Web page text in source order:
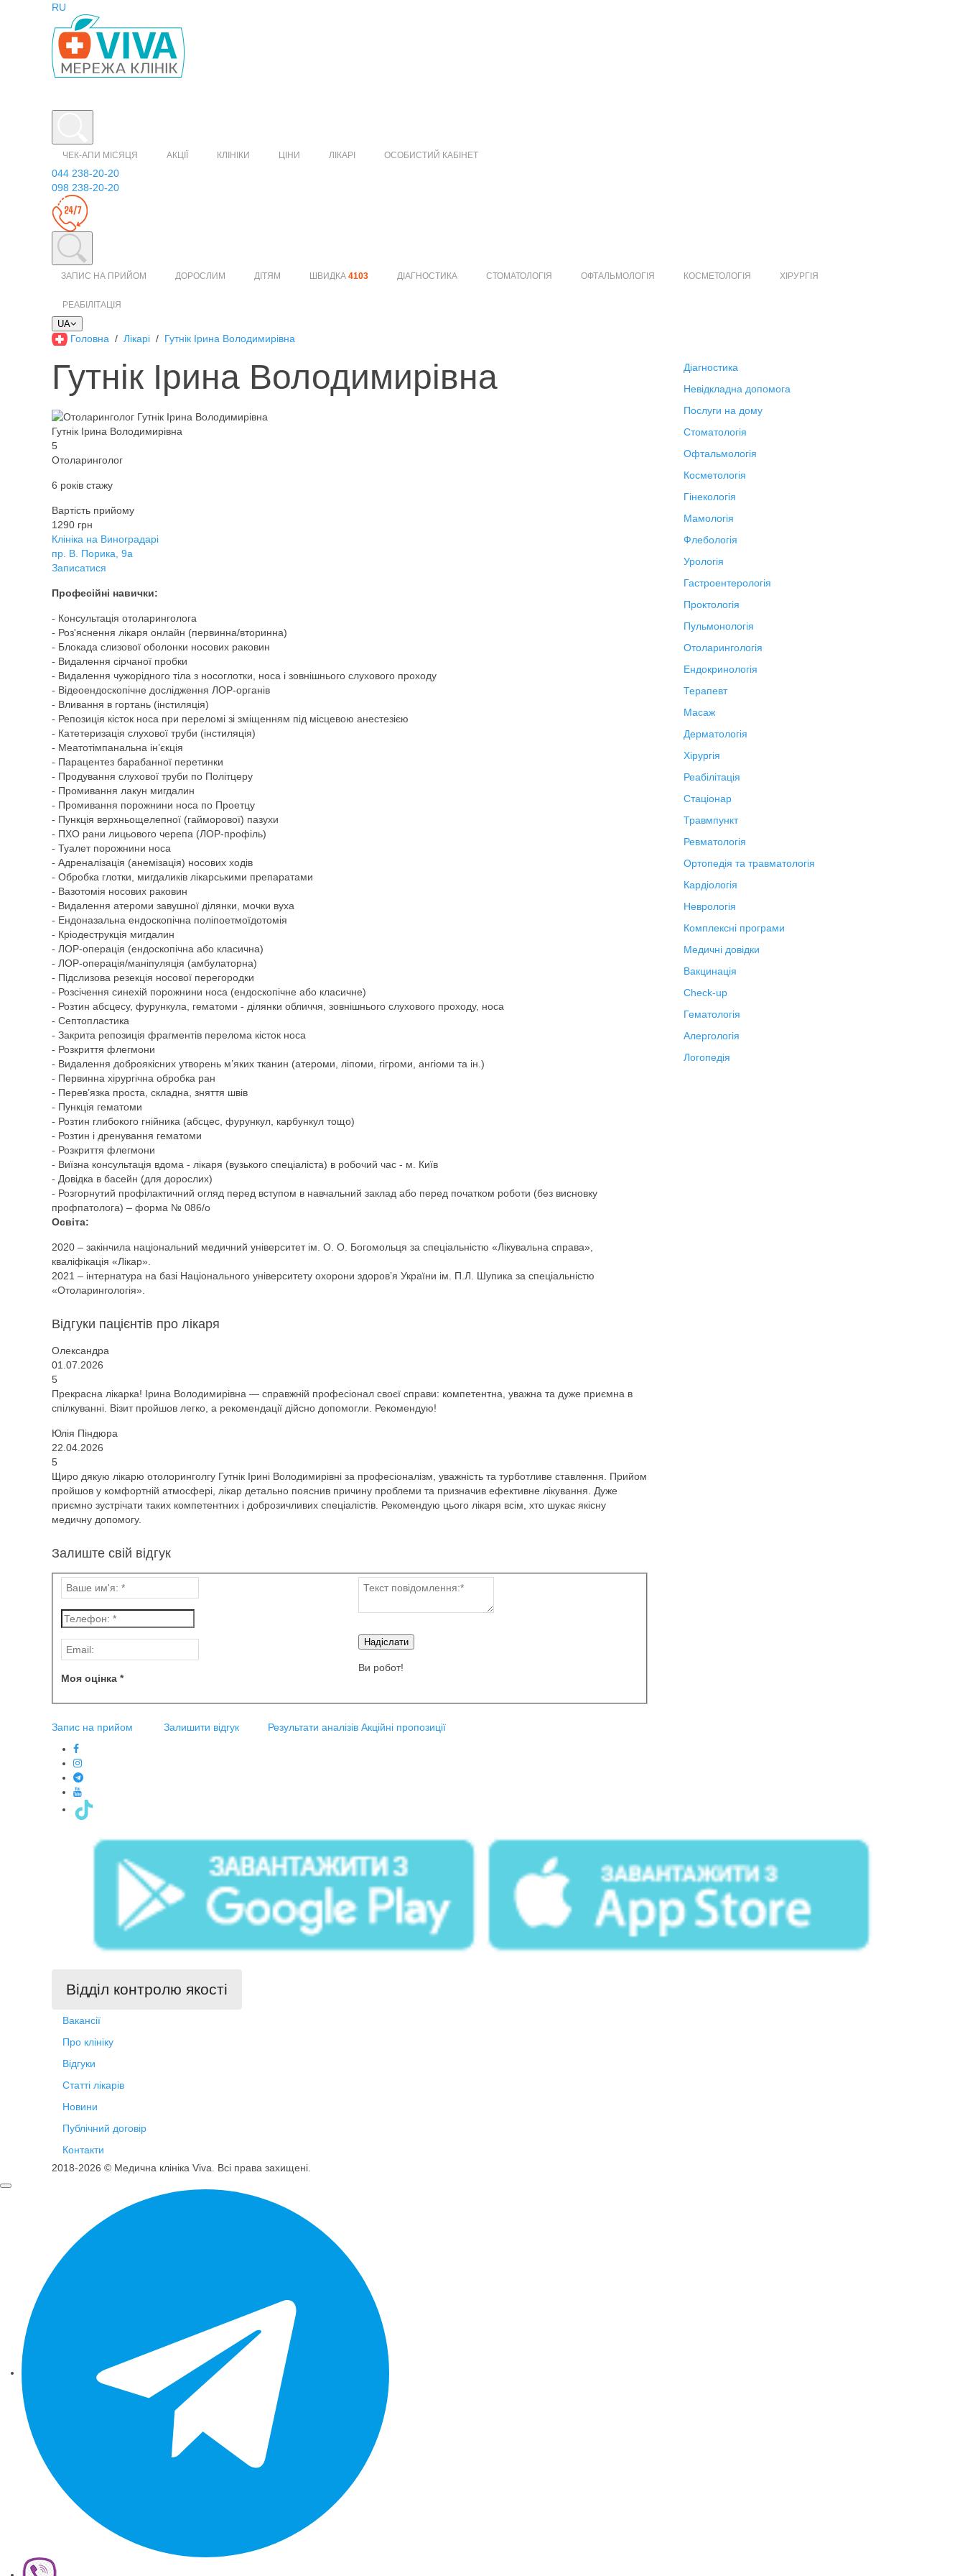
RU
ЧЕК-АПИ МІСЯЦЯ АКЦІЇ КЛІНІКИ ЦІНИ ЛІКАРІ ОСОБИСТИЙ КАБІНЕТ
044 238-20-20
098 238-20-20
ЗАПИС НА ПРИЙОМ ДОРОСЛИМ ДІТЯМ ШВИДКА 4103 ДІАГНОСТИКА СТОМАТОЛОГІЯ ОФТАЛЬМОЛОГІЯ КОСМЕТОЛОГІЯ ХІРУРГІЯ
РЕАБІЛІТАЦІЯ
UA
Головна Лікарі Гутнік Ірина Володимирівна
Гутнік Ірина Володимирівна
Гутнік Ірина Володимирівна
5
Отоларинголог
6 років стажу
Вартість прийому
1290 грн
Клініка на Виноградарі
пр. В. Порика, 9а
Записатися
Професійні навички:
- Консультація отоларинголога
- Роз'яснення лікаря онлайн (первинна/вторинна)
- Блокада слизової оболонки носових раковин
- Видалення сірчаної пробки
- Видалення чужорідного тіла з носоглотки, носа і зовнішнього слухового проходу
- Відеоендоскопічне дослідження ЛОР-органів
- Вливання в гортань (інстиляція)
- Репозиція кісток носа при переломі зі зміщенням під місцевою анестезією
- Катетеризація слухової труби (інстиляція)
- Меатотімпанальна ін’єкція
- Парацентез барабанної перетинки
- Продування слухової труби по Політцеру
- Промивання лакун мигдалин
- Промивання порожнини носа по Проетцу
- Пункція верхньощелепної (гайморової) пазухи
- ПХО рани лицьового черепа (ЛОР-профіль)
- Туалет порожнини носа
- Адреналізація (анемізація) носових ходів
- Обробка глотки, мигдаликів лікарськими препаратами
- Вазотомія носових раковин
- Видалення атероми завушної ділянки, мочки вуха
- Ендоназальна ендоскопічна поліпоетмоїдотомія
- Кріодеструкція мигдалин
- ЛОР-операція (ендоскопічна або класична)
- ЛОР-операція/маніпуляція (амбулаторна)
- Підслизова резекція носової перегородки
- Розсічення синехій порожнини носа (ендоскопічне або класичне)
- Розтин абсцесу, фурункула, гематоми - ділянки обличчя, зовнішнього слухового проходу, носа
- Септопластика
- Закрита репозиція фрагментів перелома кісток носа
- Розкриття флегмони
- Видалення доброякісних утворень м’яких тканин (атероми, ліпоми, гігроми, ангіоми та ін.)
- Первинна хірургічна обробка ран
- Перев’язка проста, складна, зняття швів
- Пункція гематоми
- Розтин глибокого гнійника (абсцес, фурункул, карбункул тощо)
- Розтин і дренування гематоми
- Розкриття флегмони
- Виїзна консультація вдома - лікаря (вузького спеціаліста) в робочий час - м. Київ
- Довідка в басейн (для дорослих)
- Розгорнутий профілактичний огляд перед вступом в навчальний заклад або перед початком роботи (без висновку
профпатолога) – форма № 086/о
Освіта:
2020 – закінчила національний медичний університет ім. О. О. Богомольця за спеціальністю «Лікувальна справа»,
кваліфікація «Лікар».
2021 – інтернатура на базі Національного університету охорони здоров’я України ім. П.Л. Шупика за спеціальністю
«Отоларингологія».
Відгуки пацієнтів про лікаря
Олександра
01.07.2026
5
Прекрасна лікарка! Ірина Володимирівна — справжній професіонал своєї справи: компетентна, уважна та дуже приємна в
спілкуванні. Візит пройшов легко, а рекомендації дійсно допомогли. Рекомендую!
Юлія Піндюра
22.04.2026
5
Щиро дякую лікарю отолоринголгу Гутнік Ірині Володимирівні за професіоналізм, уважність та турботливе ставлення. Прийом
пройшов у комфортній атмосфері, лікар детально пояснив причину проблеми та призначив ефективне лікування. Дуже
приємно зустрічати таких компетентних і доброзичливих спеціалістів. Рекомендую цього лікаря всім, хто шукає якісну
медичну допомогу.
Залиште свій відгук
Моя оцінка *
Надіслати
Ви робот!
Діагностика
Невідкладна допомога
Послуги на дому
Стоматологія
Офтальмологія
Косметологія
Гінекологія
Мамологія
Флебологія
Урологія
Гастроентерологія
Проктологія
Пульмонологія
Отоларингологія
Ендокринологія
Терапевт
Масаж
Дерматологія
Хірургія
Реабілітація
Стаціонар
Травмпункт
Ревматологія
Ортопедія та травматологія
Кардіологія
Неврологія
Комплексні програми
Медичні довідки
Вакцинація
Check-up
Гематологія
Алергологія
Логопедія
Запис на прийом Залишити відгук Результати аналізів Акційні пропозиції
Відділ контролю якості
Вакансії
Про клініку
Відгуки
Статті лікарів
Новини
Публічний договір
Контакти
2018-2026 © Медична клініка Viva. Всі права захищені.